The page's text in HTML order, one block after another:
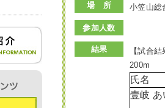
場 所 小笠山総
参加人数
結果
【試合
200m
氏名
壹岐 あ